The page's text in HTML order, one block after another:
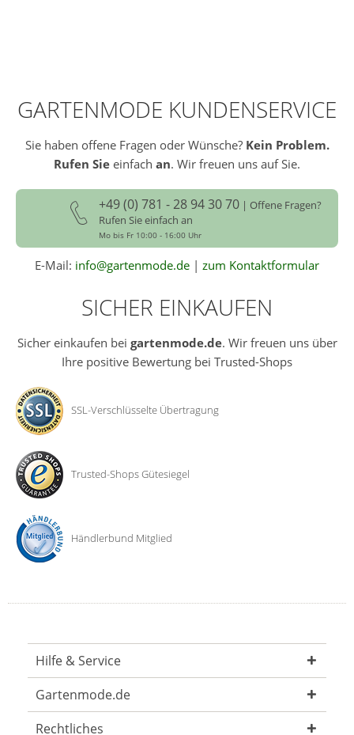
GARTENMODE KUNDENSERVICE
Sie haben offene Fragen oder Wünsche? Kein Problem.
Rufen Sie einfach an. Wir freuen uns auf Sie.
+49 (0) 781 - 28 94 30 70 | Offene Fragen?
Rufen Sie einfach an
Mo bis Fr 10:00 - 16:00 Uhr
E-Mail: info@gartenmode.de | zum Kontaktformular
SICHER EINKAUFEN
Sicher einkaufen bei gartenmode.de. Wir freuen uns über
Ihre positive Bewertung bei Trusted-Shops
SSL-Verschlüsselte Übertragung
Trusted-Shops Gütesiegel
Händlerbund Mitglied
Hilfe & Service
Gartenmode.de
Rechtliches